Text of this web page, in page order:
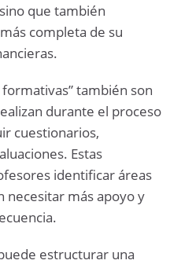
que también
completa de su
también son
durante el proceso
cuestionarios,
Estas
identificar áreas
necesitar más apoyo y
estructurar una